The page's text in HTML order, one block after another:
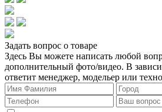
Задать вопрос о товаре
Здесь Вы можете написать любой
дополнительный фото/видео. В
ответит менеджер, модельер или